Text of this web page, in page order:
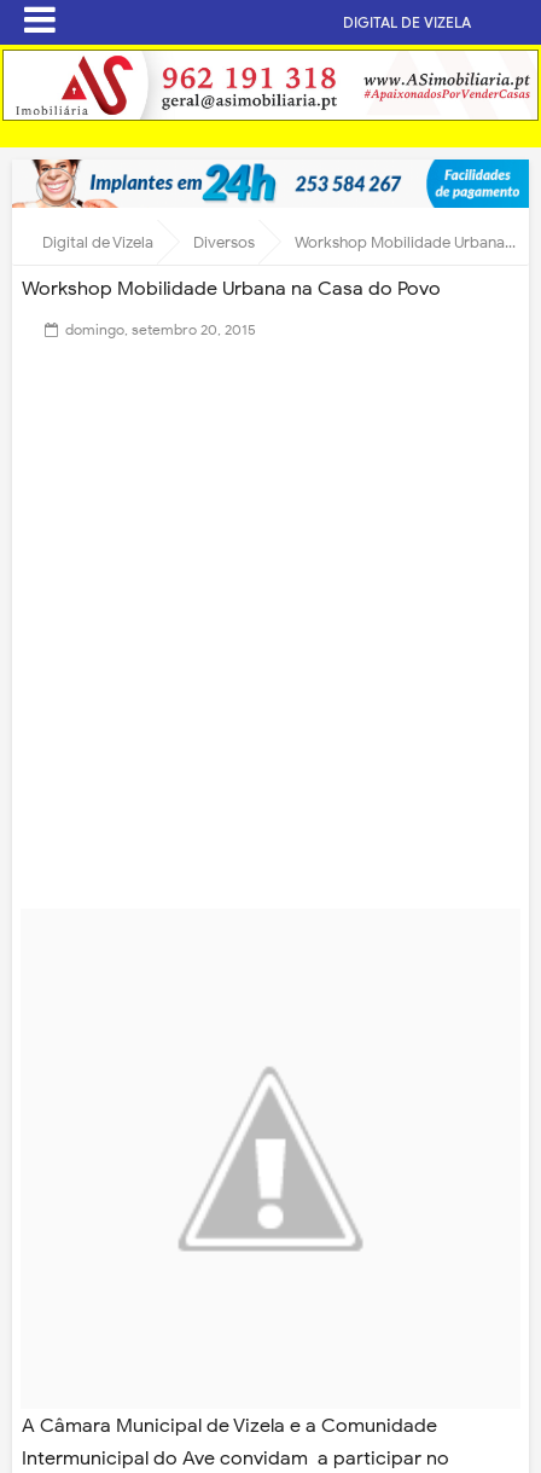
DIGITAL DE VIZELA
Digital de Vizela Diversos Workshop Mobilidade Urbana na Casa do Povo
Workshop Mobilidade Urbana na Casa do Povo
domingo, setembro 20, 2015
A Câmara Municipal de Vizela e a Comunidade
Intermunicipal do Ave convidam a participar no